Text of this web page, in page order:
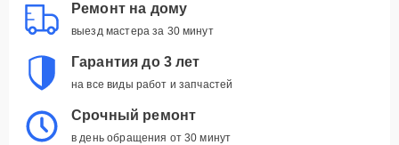
Ремонт на дому
выезд мастера за 30 минут
Гарантия до 3 лет
на все виды работ и запчастей
Срочный ремонт
в день обращения от 30 минут